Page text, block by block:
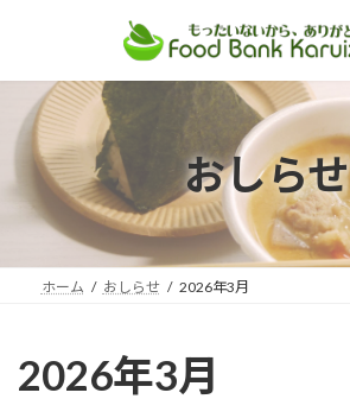
ツ
シ
おしらせ
ホーム おしらせ 2026年3月
2026年3月